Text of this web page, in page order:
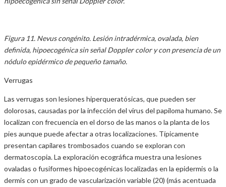
Figura 11. Nevus congénito. Lesión intradérmica, ovalada, bien
definida, hipoecogénica sin señal Doppler color y con presencia de un
nódulo epidérmico de pequeño tamaño.
Verrugas
Las verrugas son lesiones hiperqueratósicas, que pueden ser
dolorosas, causadas por la infección del virus del papiloma humano. Se
localizan con frecuencia en el dorso de las manos o la planta de los
pies aunque puede afectar a otras localizaciones. Típicamente
presentan capilares trombosados cuando se exploran con
dermatoscopia. La exploración ecográfica muestra una lesiones
ovaladas o fusiformes hipoecogénicas localizadas en la epidermis o la
dermis con un grado de vascularización variable (20) (más acentuada